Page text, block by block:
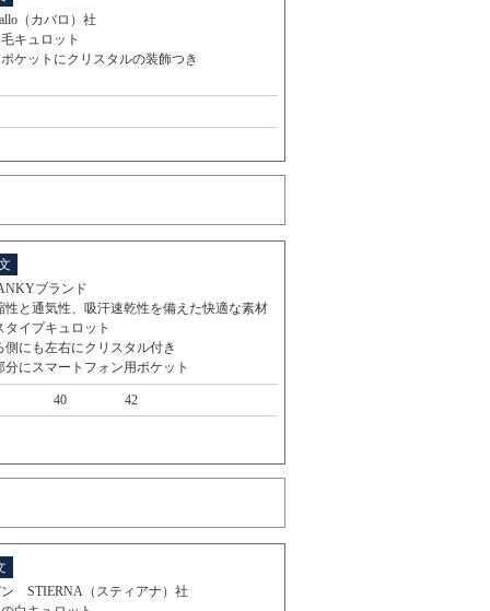
（カバロ）社
キュロット
ケットにクリスタルの装飾つき
ブランド
性と通気性、吸汗速乾性を備えた快適な素材
タイプキュロット
側にも左右にクリスタル付き
分にスマートフォン用ポケット
40 42
STIERNA（スティアナ）社